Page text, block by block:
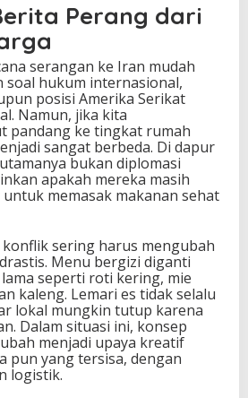
Perang dari
serangan ke Iran mudah
soal hukum internasional,
posisi Amerika Serikat
Namun, jika kita
pandang ke tingkat rumah
sangat berbeda. Di dapur
bukan diplomasi
apakah mereka masih
memasak makanan sehat
konflik sering harus mengubah
Menu bergizi diganti
seperti roti kering, mie
kaleng. Lemari es tidak selalu
lokal mungkin tutup karena
Dalam situasi ini, konsep
menjadi upaya kreatif
pun yang tersisa, dengan
logistik.